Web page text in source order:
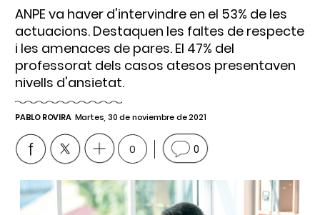
ANPE va haver d'intervindre en el 53% de les
actuacions. Destaquen les faltes de respecte
i les amenaces de pares. El 47% del
professorat dels casos atesos presentaven
nivells d'ansietat.
PABLO ROVIRA Martes, 30 de noviembre de 2021
0 0